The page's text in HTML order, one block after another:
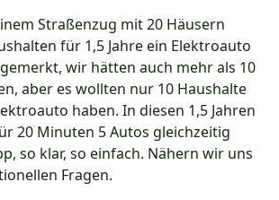
Straßenzug mit 20 Häusern
für 1,5 Jahre ein Elektroauto
wir hätten auch mehr als 10
aber es wollten nur 10 Haushalte
haben. In diesen 1,5 Jahren
20 Minuten 5 Autos gleichzeitig
so klar, so einfach. Nähern wir uns
Fragen.